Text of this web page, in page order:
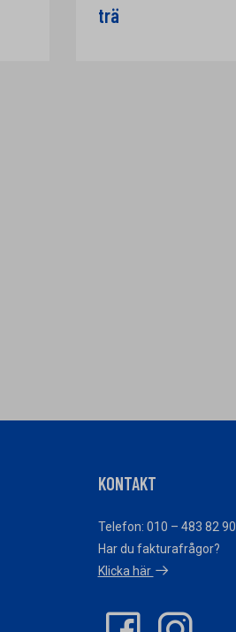
trä
KONTAKT
Telefon: 010 – 483 82 90
Har du fakturafrågor?
Klicka här